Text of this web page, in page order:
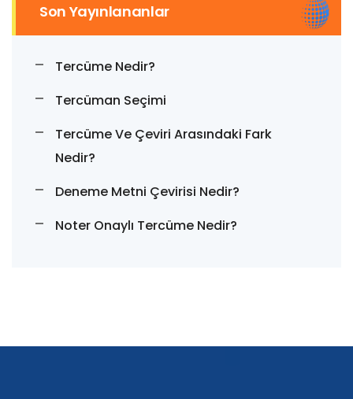
Son Yayınlananlar
Tercüme Nedir?
Tercüman Seçimi
Tercüme Ve Çeviri Arasındaki Fark
Nedir?
Deneme Metni Çevirisi Nedir?
Noter Onaylı Tercüme Nedir?